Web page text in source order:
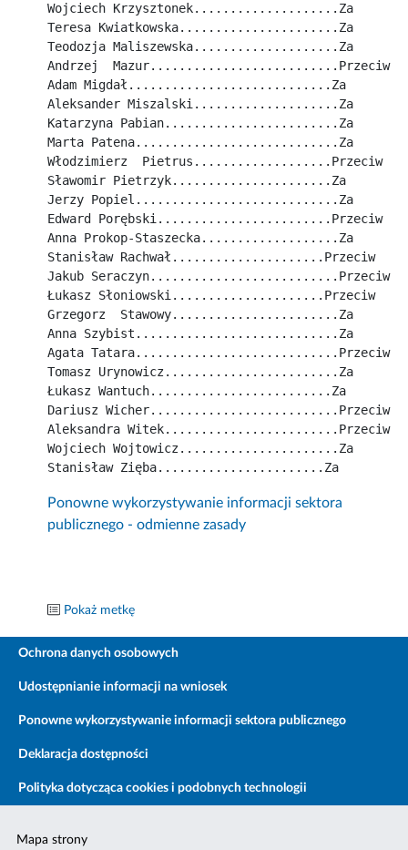
Wojciech Krzysztonek....................Za
Teresa Kwiatkowska......................Za
Teodozja Maliszewska....................Za
Andrzej  Mazur..........................Przeciw
Adam Migdał............................Za
Aleksander Miszalski....................Za
Katarzyna Pabian........................Za
Marta Patena............................Za
Włodzimierz  Pietrus...................Przeciw
Sławomir Pietrzyk......................Za
Jerzy Popiel............................Za
Edward Porębski........................Przeciw
Anna Prokop-Staszecka...................Za
Stanisław Rachwał.....................Przeciw
Jakub Seraczyn..........................Przeciw
Łukasz Słoniowski.....................Przeciw
Grzegorz  Stawowy.......................Za
Anna Szybist............................Za
Agata Tatara............................Przeciw
Tomasz Urynowicz........................Za
Łukasz Wantuch.........................Za
Dariusz Wicher..........................Przeciw
Aleksandra Witek........................Przeciw
Wojciech Wojtowicz......................Za
Stanisław Zięba.......................Za
Ponowne wykorzystywanie informacji sektora
publicznego - odmienne zasady
Pokaż metkę
Ochrona danych osobowych
Udostępnianie informacji na wniosek
Ponowne wykorzystywanie informacji sektora publicznego
Deklaracja dostępności
Polityka dotycząca cookies i podobnych technologii
Mapa strony